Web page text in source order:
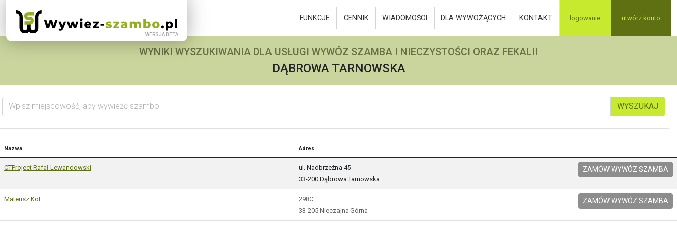
FUNKCJE CENNIK WIADOMOŚCI DLA WYWOŻĄCYCH KONTAKT logowanie utwórz konto
WYNIKI WYSZUKIWANIA DLA USŁUGI WYWÓZ SZAMBA I NIECZYSTOŚCI ORAZ FEKALII
DĄBROWA TARNOWSKA
Wpisz miejscowość, aby wywieźć szambo
WYSZUKAJ
Nazwa Adres
CTProject Rafał Lewandowski
ul. Nadbrzeżna 45
33-200 Dąbrowa Tarnowska
ZAMÓW WYWÓZ SZAMBA
Mateusz Kot
298C
33-205 Nieczajna Górna
ZAMÓW WYWÓZ SZAMBA